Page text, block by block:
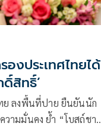
องประเทศไทยได้
สิทธิ์’
ย ลงพื้นที่ปาย ยืนยันนัก
วามมั่นคง ย้ำ “โบสถ์ชา